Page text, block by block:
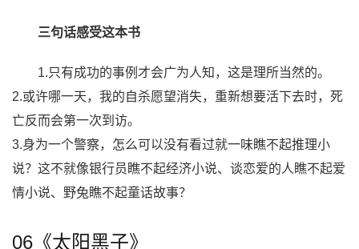
三句话感受这本书
1.只有成功的事例才会广为人知，这是理所当然的。
2.或许哪一天，我的自杀愿望消失，重新想要活下去时，死
亡反而会第一次到访。
3.身为一个警察，怎么可以没有看过就一味瞧不起推理小
说？这不就像银行员瞧不起经济小说、谈恋爱的人瞧不起爱
情小说、野兔瞧不起童话故事？
06《太阳黑子》